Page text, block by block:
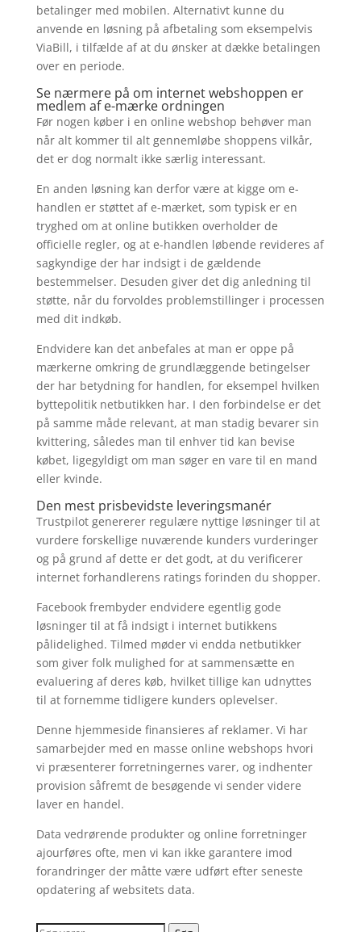
betalinger med mobilen. Alternativt kunne du
anvende en løsning på afbetaling som eksempelvis
ViaBill, i tilfælde af at du ønsker at dække betalingen
over en periode.
Se nærmere på om internet webshoppen er
medlem af e-mærke ordningen
Før nogen køber i en online webshop behøver man
når alt kommer til alt gennemløbe shoppens vilkår,
det er dog normalt ikke særlig interessant.
En anden løsning kan derfor være at kigge om e-
handlen er støttet af e-mærket, som typisk er en
tryghed om at online butikken overholder de
officielle regler, og at e-handlen løbende revideres af
sagkyndige der har indsigt i de gældende
bestemmelser. Desuden giver det dig anledning til
støtte, når du forvoldes problemstillinger i processen
med dit indkøb.
Endvidere kan det anbefales at man er oppe på
mærkerne omkring de grundlæggende betingelser
der har betydning for handlen, for eksempel hvilken
byttepolitik netbutikken har. I den forbindelse er det
på samme måde relevant, at man stadig bevarer sin
kvittering, således man til enhver tid kan bevise
købet, ligegyldigt om man søger en vare til en mand
eller kvinde.
Den mest prisbevidste leveringsmanér
Trustpilot genererer regulære nyttige løsninger til at
vurdere forskellige nuværende kunders vurderinger
og på grund af dette er det godt, at du verificerer
internet forhandlerens ratings forinden du shopper.
Facebook frembyder endvidere egentlig gode
løsninger til at få indsigt i internet butikkens
pålidelighed. Tilmed møder vi endda netbutikker
som giver folk mulighed for at sammensætte en
evaluering af deres køb, hvilket tillige kan udnyttes
til at fornemme tidligere kunders oplevelser.
Denne hjemmeside finansieres af reklamer. Vi har
samarbejder med en masse online webshops hvori
vi præsenterer forretningernes varer, og indhenter
provision såfremt de besøgende vi sender videre
laver en handel.
Data vedrørende produkter og online forretninger
ajourføres ofte, men vi kan ikke garantere imod
forandringer der måtte være udført efter seneste
opdatering af websitets data.